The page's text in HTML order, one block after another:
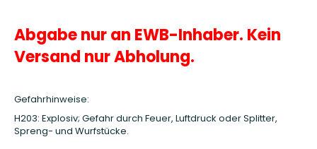
Abgabe nur an EWB-Inhaber. Kein
Versand nur Abholung.
Gefahrhinweise:
H203: Explosiv; Gefahr durch Feuer, Luftdruck oder Splitter,
Spreng- und Wurfstücke.